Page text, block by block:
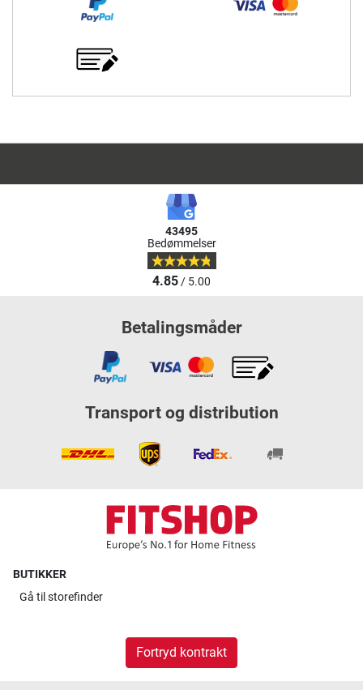
43495
Bedømmelser
4.85/ 5.00
Betalingsmåder
Transport og distribution
BUTIKKER
Gå til storefinder
Fortryd kontrakt